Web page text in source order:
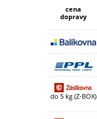
cena
dopravy
do 5 kg (Z-BOX)